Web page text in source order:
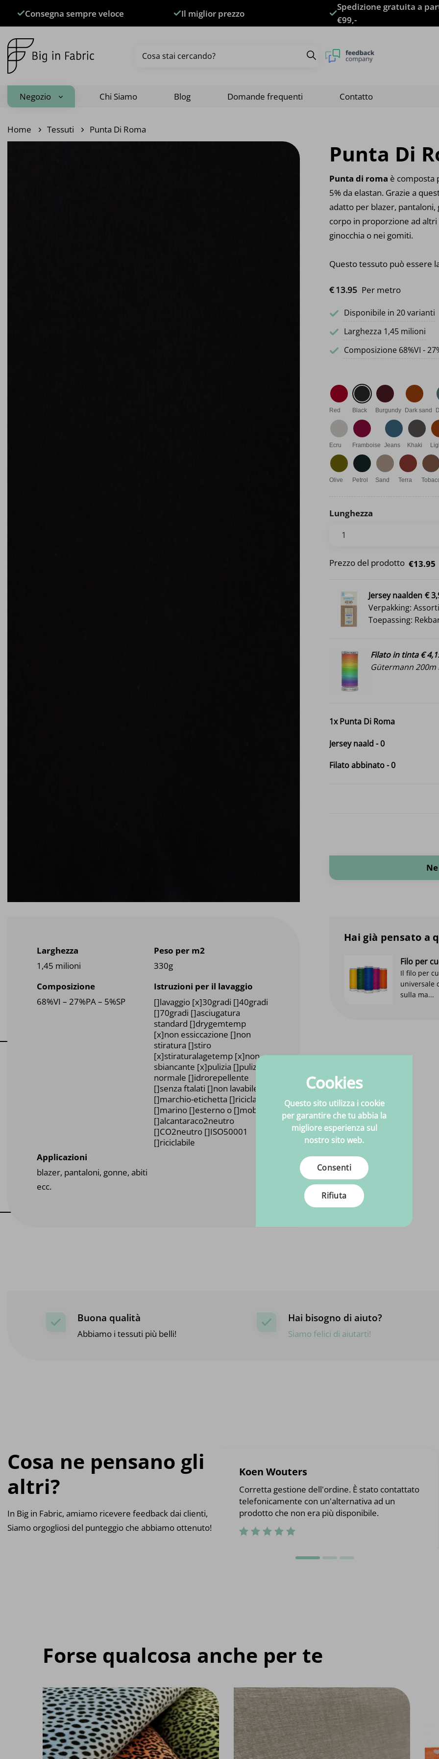
contenuti
Consegna sempre veloce Il miglior prezzo
Spedizione gratuita a
€99,-
Negozio Chi Siamo Blog Domande frequenti Contatto
Home Tessuti Punta Di Roma
Punta Di
Punta di roma è composta
5% da elastan. Grazie a
adatto per blazer,
corpo in proporzione ad
ginocchia o nei gomiti.
Questo tessuto può essere
€13.95 Per metro
Disponibile in 20 varianti
Larghezza 1,45 milioni
Composizione 68%VI -
Red Black Burgundy Dark sand
Ecru Framboise Jeans Khaki
Olive Petrol Sand Terra
Lunghezza
Prezzo del prodotto €13.95
Jersey naalden €
Verpakking: Assorti
Toepassing:
Filato in tinta €
Gütermann
1xPunta Di Roma
Jersey naald -0
Filato abbinato-0
Larghezza
1,45 milioni
Peso per m2
330g
Composizione
68%VI – 27%PA – 5%SP
Istruzioni per il lavaggio
[]lavaggio [x]30gradi []40gradi
[]70gradi []asciugatura
standard []drygemtemp
[x]non essiccazione []non
stiratura []stiro
[x]stiraturalagetemp [x]non
sbiancante [x]pulizia []pulizia
normale []idrorepellente
[]senza ftalati []non lavabile
[]marchio-etichetta []riciclato
[]marino []esterno o []mobili
[]alcantaraco2neutro
[]CO2neutro []ISO50001
[]riciclabile
Applicazioni
blazer, pantaloni, gonne, abiti
ecc.
Hai già pensato a
Filo per
Il filo per
universale
sulla ma...
Buona qualità
Abbiamo i tessuti più belli!
Hai bisogno di aiuto?
Siamo felici di aiutarti!
Cosa ne pensano gli
altri?
In Big in Fabric, amiamo ricevere feedback dai clienti,
Siamo orgogliosi del punteggio che abbiamo ottenuto!
Koen Wouters
Corretta gestione dell'ordine. È stato contattato
telefonicamente con un'alternativa ad un
prodotto che non era più disponibile.
Forse qualcosa anche per te
Cookies
Questo sito utilizza i cookie
per garantire che tu abbia la
migliore esperienza sul
nostro sito web.
Consenti
Rifiuta